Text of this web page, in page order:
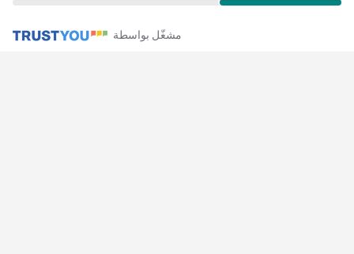
مشغّل بواسطة